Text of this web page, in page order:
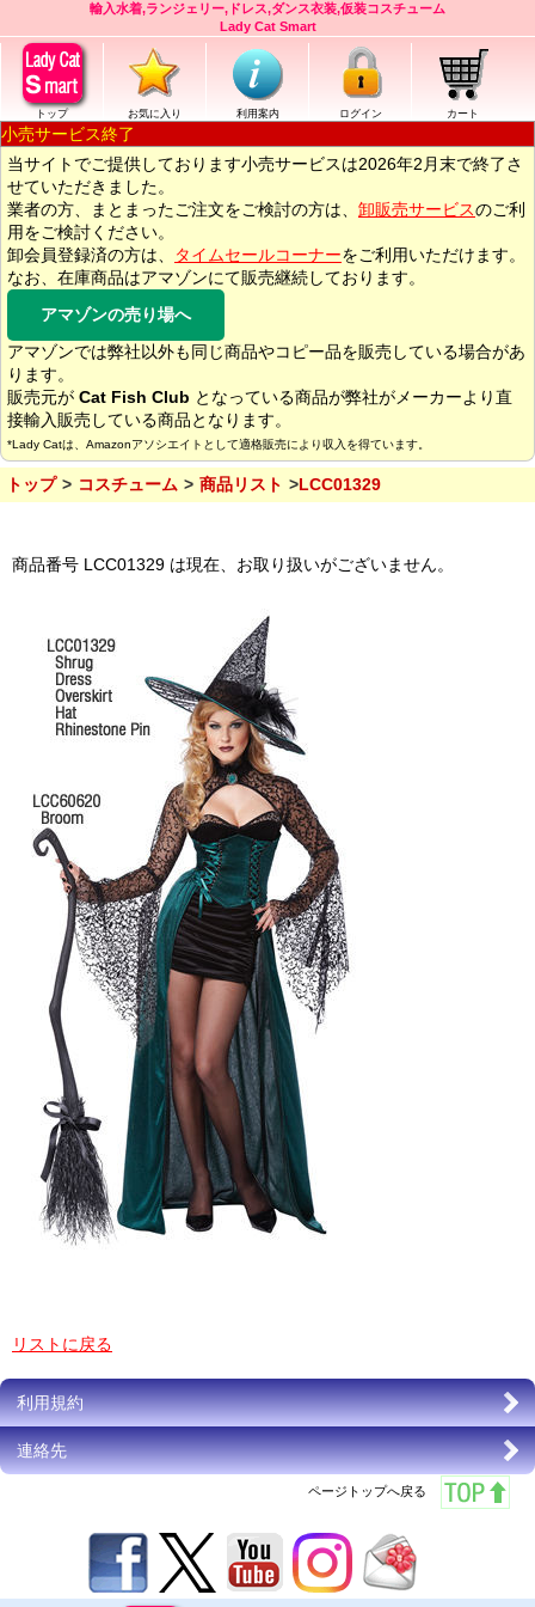
輸入水着,ランジェリー,ドレス,ダンス衣装,仮装コスチューム
Lady Cat Smart
トップ お気に入り 利用案内 ログイン カート
小売サービス終了
当サイトでご提供しております小売サービスは2026年2月末で終了さ
せていただきました。
業者の方、まとまったご注文をご検討の方は、 卸販売サービスのご利
用をご検討ください。
卸会員登録済の方は、
タイムセールコーナーをご利用いただけます。
なお、在庫商品はアマゾンにて販売継続しております。
アマゾンの売り場へ
アマゾンでは弊社以外も同じ商品やコピー品を販売している場合があ
ります。
販売元が Cat Fish Club となっている商品が弊社がメーカーより直
接輸入販売している商品となります。
*Lady Catは、Amazonアソシエイトとして適格販売により収入を得ています。
トップ コスチューム 商品リスト LCC01329
商品番号 LCC01329 は現在、お取り扱いがございません。
リストに戻る
利用規約
連絡先
ページトップへ戻る